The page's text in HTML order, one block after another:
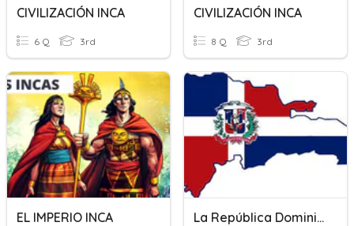
CIVILIZACIÓN INCA
6 Q 3rd
CIVILIZACIÓN INCA
8 Q 3rd
EL IMPERIO INCA La República Dominicana